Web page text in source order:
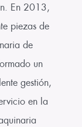
En 2013,
piezas de
de
un
gestión,
en la